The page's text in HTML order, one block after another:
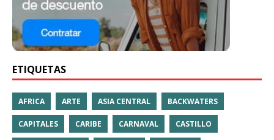
ETIQUETAS
AFRICA ARTE ASIA CENTRAL BACKWATERS
CAPITALES CARIBE CARNAVAL CASTILLO